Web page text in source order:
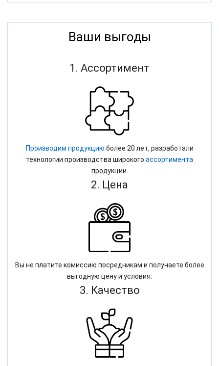
Ваши выгоды
1. Ассортимент
Производим продукцию более 20 лет, разработали
технологии производства широкого ассортимента
продукции.
2. Цена
Вы не платите комиссию посредникам и получаете более
выгодную цену и условия.
3. Качество